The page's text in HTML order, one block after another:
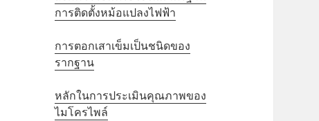
การติดตั้งหม้อแปลงไฟฟ้า
การตอกเสาเข็มเป็นชนิดของ
รากฐาน
หลักในการประเมินคุณภาพของ
ไมโครไพล์